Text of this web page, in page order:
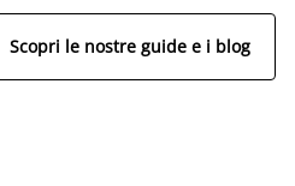
Scopri le nostre guide e i blog